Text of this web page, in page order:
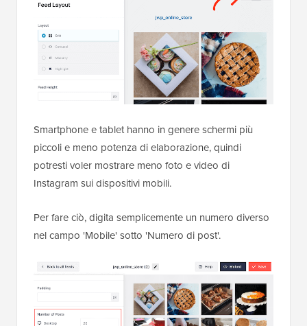
Smartphone e tablet hanno in genere schermi più
piccoli e meno potenza di elaborazione, quindi
potresti voler mostrare meno foto e video di
Instagram sui dispositivi mobili.
Per fare ciò, digita semplicemente un numero diverso
nel campo 'Mobile' sotto 'Numero di post'.